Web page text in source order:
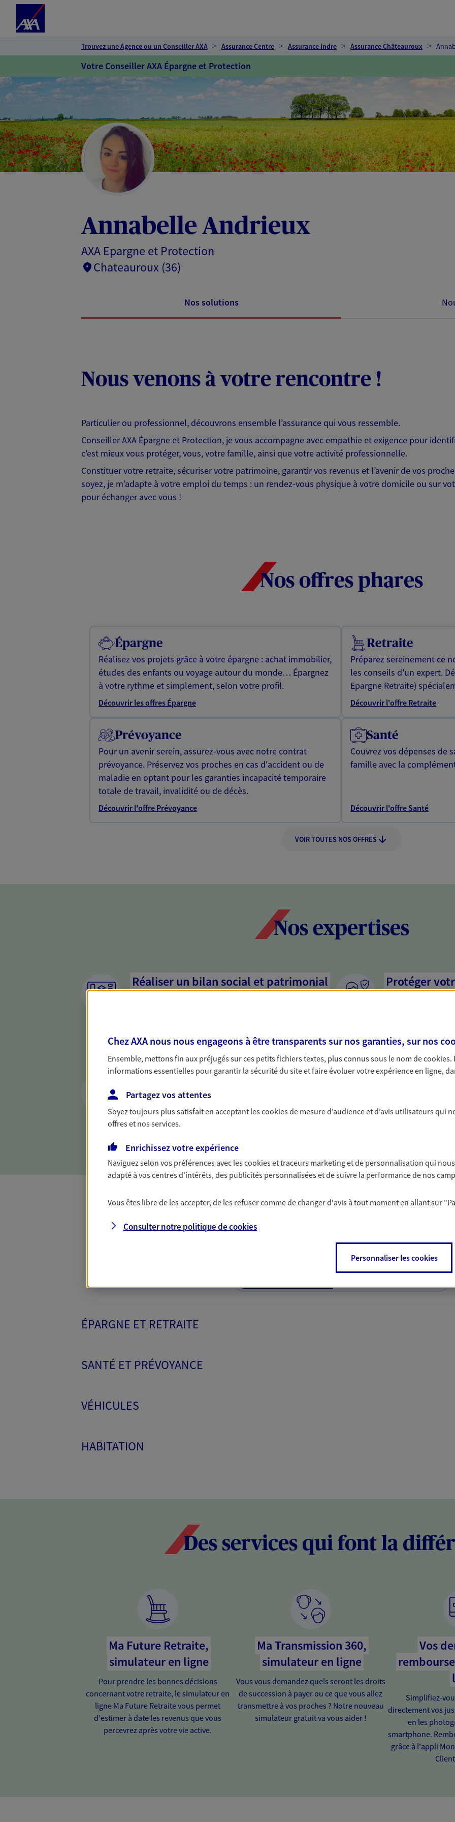
Trouvez une Agence ou un Conseiller AXA Assurance Centre Assurance Indre Assurance Châteauroux
Votre Conseiller AXA Épargne et Protection
Annabelle Andrieux
AXA Epargne et Protection
Chateauroux (36)
Nos solutions
Nous venons à votre rencontre !
Particulier ou professionnel, découvrons ensemble l’assurance qui vous ressemble.
Conseiller AXA Épargne et Protection, je vous accompagne avec empathie et exigence pour
c'est mieux vous protéger, vous, votre famille, ainsi que votre activité professionnelle.
Constituer votre retraite, sécuriser votre patrimoine, garantir vos revenus et l’avenir de vos
soyez, je m’adapte à votre emploi du temps : un rendez-vous physique à votre domicile ou sur
pour échanger avec vous !
Nos offres phares
Épargne
Réalisez vos projets grâce à votre épargne : achat immobilier,
études des enfants ou voyage autour du monde… Épargnez
à votre rythme et simplement, selon votre profil.
Découvrir les offres Épargne
Retraite
Préparez sereinement ce
les conseils d'un expert.
Epargne Retraite)
Découvrir l'offre Retraite
Prévoyance
Pour un avenir serein, assurez-vous avec notre contrat
prévoyance. Préservez vos proches en cas d'accident ou de
maladie en optant pour les garanties incapacité temporaire
totale de travail, invalidité ou de décès.
Découvrir l'offre Prévoyance
Santé
Couvrez vos dépenses de
famille avec la
Découvrir l'offre Santé
VOIR TOUTES NOS OFFRES
Nos expertises
Réaliser un bilan social et patrimonial
dresser un bilan complet de votre situation. Une analyse
solide pour vous formuler des conseils cohérents avec vos
besoins.
Protéger
Nous sommes à
activité, mais aussi
interlocuteur pour
Optimiser la gestion de votre
patrimoine
Gérez et optimisez votre patrimoine avec nos solutions pour
diversifier vos placements et protéger vos actifs.
chaque jour l'avenir
Toutes nos solutions AXA Épargne
ÉPARGNE ET RETRAITE
SANTÉ ET PRÉVOYANCE
VÉHICULES
HABITATION
Des services qui font la
Ma Future Retraite,
simulateur en ligne
Pour prendre les bonnes décisions
concernant votre retraite, le simulateur en
ligne Ma Future Retraite vous permet
d'estimer à date les revenus que vous
percevrez après votre vie active.
Ma Transmission 360,
simulateur en ligne
Vous vous demandez quels seront les droits
de succession à payer ou ce que vous allez
transmettre à vos proches ? Notre nouveau
simulateur gratuit va vous aider !
Vos
Simplifiez-
directement vos
en les
smartphone.
grâce à l'appli
Chez AXA nous nous engageons à être transparents sur nos garanties, sur nos
Ensemble, mettons fin aux préjugés sur ces petits fichiers textes, plus connus sous le nom decookies.
informations essentielles pour garantir la sécurité du site et faire évoluer votre expérience en ligne,
Partagez vos attentes
Soyez toujours plus satisfait en acceptant lescookiesde mesure d’audience et d’avis utilisateurs qui
offres et nos services.
Enrichissez votre expérience
Naviguez selon vos préférences avec lescookies et traceurs marketing et de personnalisation qui
adapté à vos centres d'intérêts, des publicités personnalisées et de suivre la performance de nos
Vous êtes libre de les accepter, de les refuser comme de changer d'avis à tout moment en allant sur
Consulter notre politique decookies
Personnaliser les cookies